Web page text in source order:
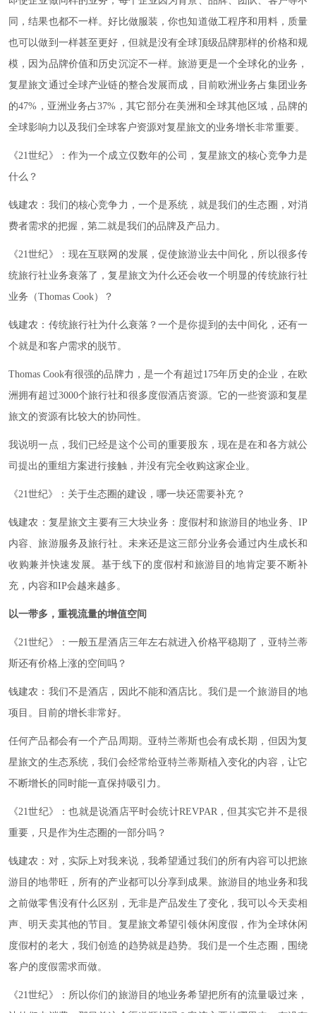
同，结果也都不一样。好比做服装，你也知道做工程序和用料，质量
也可以做到一样甚至更好，但就是没有全球顶级品牌那样的价格和规
模，因为品牌价值和历史沉淀不一样。旅游更是一个全球化的业务，
复星旅文通过全球产业链的整合发展而成，目前欧洲业务占集团业务
的47%，亚洲业务占37%，其它部分在美洲和全球其他区域，品牌的
全球影响力以及我们全球客户资源对复星旅文的业务增长非常重要。
《21世纪》：作为一个成立仅数年的公司，复星旅文的核心竞争力是
什么？
钱建农：我们的核心竞争力，一个是系统，就是我们的生态圈，对消
费者需求的把握，第二就是我们的品牌及产品力。
《21世纪》：现在互联网的发展，促使旅游业去中间化，所以很多传
统旅行社业务衰落了，复星旅文为什么还会收一个明显的传统旅行社
业务（Thomas Cook）？
钱建农：传统旅行社为什么衰落？一个是你提到的去中间化，还有一
个就是和客户需求的脱节。
Thomas Cook有很强的品牌力，是一个有超过175年历史的企业，在欧
洲拥有超过3000个旅行社和很多度假酒店资源。它的一些资源和复星
旅文的资源有比较大的协同性。
我说明一点，我们已经是这个公司的重要股东，现在是在和各方就公
司提出的重组方案进行接触，并没有完全收购这家企业。
《21世纪》：关于生态圈的建设，哪一块还需要补充？
钱建农：复星旅文主要有三大块业务：度假村和旅游目的地业务、IP
内容、旅游服务及旅行社。未来还是这三部分业务会通过内生成长和
收购兼并快速发展。基于线下的度假村和旅游目的地肯定要不断补
充，内容和IP会越来越多。
以一带多，重视流量的增值空间
《21世纪》：一般五星酒店三年左右就进入价格平稳期了，亚特兰蒂
斯还有价格上涨的空间吗？
钱建农：我们不是酒店，因此不能和酒店比。我们是一个旅游目的地
项目。目前的增长非常好。
任何产品都会有一个产品周期。亚特兰蒂斯也会有成长期，但因为复
星旅文的生态系统，我们会经常给亚特兰蒂斯植入变化的内容，让它
不断增长的同时能一直保持吸引力。
《21世纪》：也就是说酒店平时会统计REVPAR，但其实它并不是很
重要，只是作为生态圈的一部分吗？
钱建农：对，实际上对我来说，我希望通过我们的所有内容可以把旅
游目的地带旺，所有的产业都可以分享到成果。旅游目的地业务和我
之前做零售没有什么区别，无非是产品发生了变化，我可以今天卖相
声、明天卖其他的节目。复星旅文希望引领休闲度假，作为全球休闲
度假村的老大，我们创造的趋势就是趋势。我们是一个生态圈，围绕
客户的度假需求而做。
《21世纪》：所以你们的旅游目的地业务希望把所有的流量吸过来，